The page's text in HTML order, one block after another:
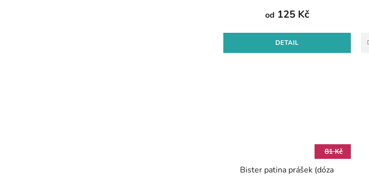
od 125 Kč
DETAIL
81 Kč
Bister patina prášek (dóza